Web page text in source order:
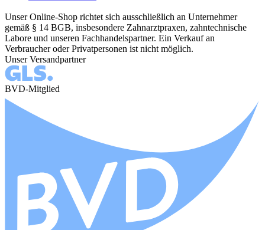
Unser Online-Shop richtet sich ausschließlich an Unternehmer
gemäß § 14 BGB, insbesondere Zahnarztpraxen, zahntechnische
Labore und unseren Fachhandelspartner. Ein Verkauf an
Verbraucher oder Privatpersonen ist nicht möglich.
Unser Versandpartner
BVD-Mitglied